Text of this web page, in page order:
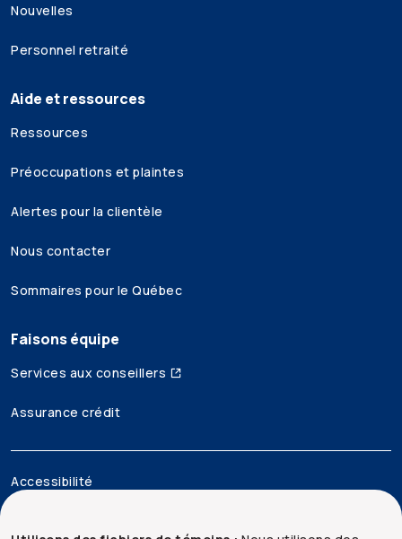
Nouvelles
Personnel retraité
Aide et ressources
Ressources
Préoccupations et plaintes
Alertes pour la clientèle
Nous contacter
Sommaires pour le Québec
Faisons équipe
Services aux conseillers
Assurance crédit
Accessibilité